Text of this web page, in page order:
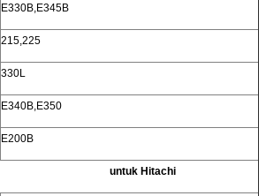
E330B,E345B
215,225
330L
E340B,E350
E200B
untuk Hitachi